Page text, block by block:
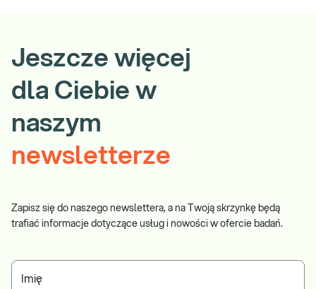
Jeszcze więcej
dla Ciebie w
naszym
newsletterze
Zapisz się do naszego newslettera, a na Twoją skrzynkę będą
trafiać informacje dotyczące usług i nowości w ofercie badań.
Imię